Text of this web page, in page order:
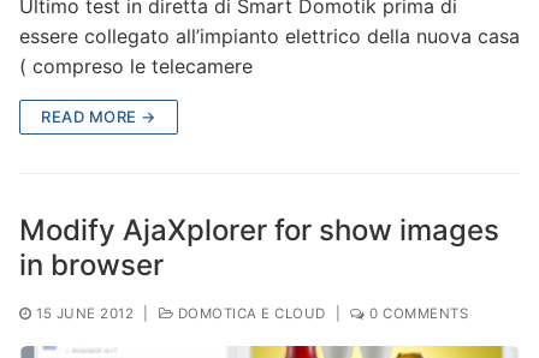
Ultimo test in diretta di Smart Domotik prima di
essere collegato all’impianto elettrico della nuova casa
( compreso le telecamere
READ MORE →
Modify AjaXplorer for show images
in browser
15 JUNE 2012 DOMOTICA E CLOUD 0 COMMENTS